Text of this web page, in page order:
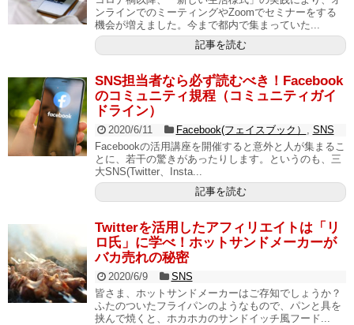
ンラインでのミーティングやZoomでセミナーをする
機会が増えました。今まで都内で集まっていた...
記事を読む
SNS担当者なら必ず読むべき！Facebook
のコミュニティ規程（コミュニティガイ
ドライン）
2020/6/11 Facebook(フェイスブック） , SNS
Facebookの活用講座を開催すると意外と人が集まるこ
とに、若干の驚きがあったりします。というのも、三
大SNS(Twitter、Insta...
記事を読む
Twitterを活用したアフィリエイトは「リ
ロ氏」に学べ！ホットサンドメーカーが
バカ売れの秘密
2020/6/9
SNS
皆さま、ホットサンドメーカーはご存知でしょうか？
ふたのついたフライパンのようなもので、パンと具を
挟んで焼くと、ホカホカのサンドイッチ風フード...